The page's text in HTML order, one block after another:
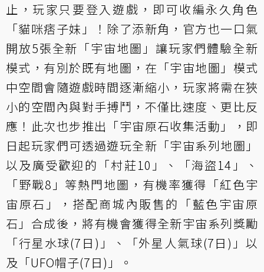
止，玩家只要登入遊戲，即可收編永久角色
「貓咪痞子妹」！除了添新角，官方也一口氣
開放5張全新「宇宙地圖」讓玩家們體驗全新
模式，有別於既有地圖，在「宇宙地圖」模式
中空間會隨遊戲時間逐漸縮小，玩家將需在狹
小的空間內與對手搏鬥，不僅比速度、更比反
應！此次也步推出「宇宙原石收集活動」，即
日起玩家們可透過遊玩全新「宇宙系列地圖」
以及廣受歡迎的「村莊10」、「海盜14」、
「野戰8」等熱門地圖，有機率獲得「紅色宇
宙原石」，搭配商城內販售的「藍色宇宙原
石」合成後，將有機會獲得全新宇宙系列獎勵
「行星水球(7日)」、「外星人氣球(7日)」以
及「UFO帽子(7日)」。